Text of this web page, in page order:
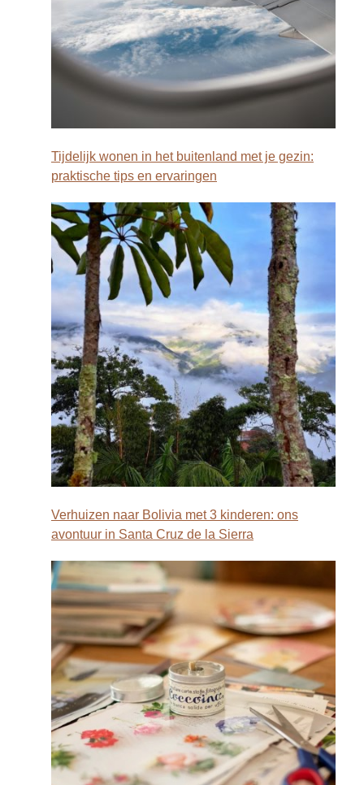
Tijdelijk wonen in het buitenland met je gezin:
praktische tips en ervaringen
Verhuizen naar Bolivia met 3 kinderen: ons
avontuur in Santa Cruz de la Sierra